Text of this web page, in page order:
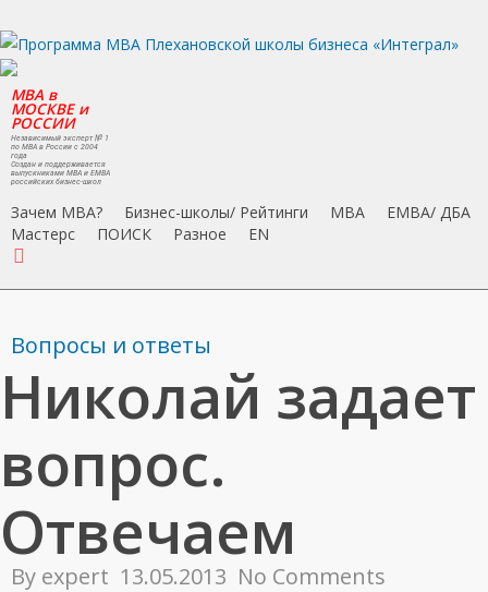
to
main
content
MBA в
МОСКВЕ и
РОССИИ
Независимый эксперт № 1
по MBA в России с 2004
года
Создан и поддерживается
выпускниками MBA и EMBA
российских бизнес-школ
Зачем MBA? Бизнес-школы/ Рейтинги MBA
EMBA/ ДБA
Мастерс
ПОИСК Разное EN
Вопросы и ответы
Николай задает
вопрос.
Отвечаем
By expert 13.05.2013 No Comments